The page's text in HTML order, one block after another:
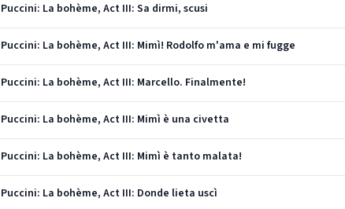
Puccini: La bohème, Act III: Sa dirmi, scusi
Puccini: La bohème, Act III: Mimì! Rodolfo m'ama e mi fugge
Puccini: La bohème, Act III: Marcello. Finalmente!
Puccini: La bohème, Act III: Mimì è una civetta
Puccini: La bohème, Act III: Mimì è tanto malata!
Puccini: La bohème, Act III: Donde lieta uscì